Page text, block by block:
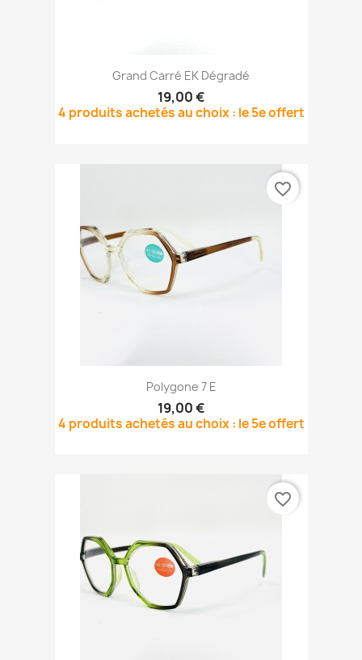
Grand Carré EK Dégradé
19,00 €
4 produits achetés au choix : le 5e offert
Polygone 7 E
19,00 €
4 produits achetés au choix : le 5e offert
favorite_border
favorite_border